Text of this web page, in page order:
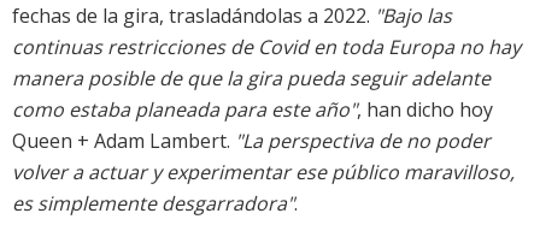
fechas de la gira, trasladándolas a 2022. "Bajo las
continuas restricciones de Covid en toda Europa no hay
manera posible de que la gira pueda seguir adelante
como estaba planeada para este año", han dicho hoy
Queen + Adam Lambert. "La perspectiva de no poder
volver a actuar y experimentar ese público maravilloso,
es simplemente desgarradora".